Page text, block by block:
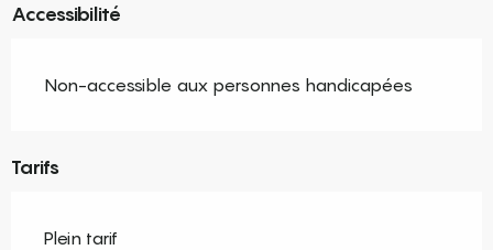
Accessibilité
Non-accessible aux personnes handicapées
Tarifs
Plein tarif